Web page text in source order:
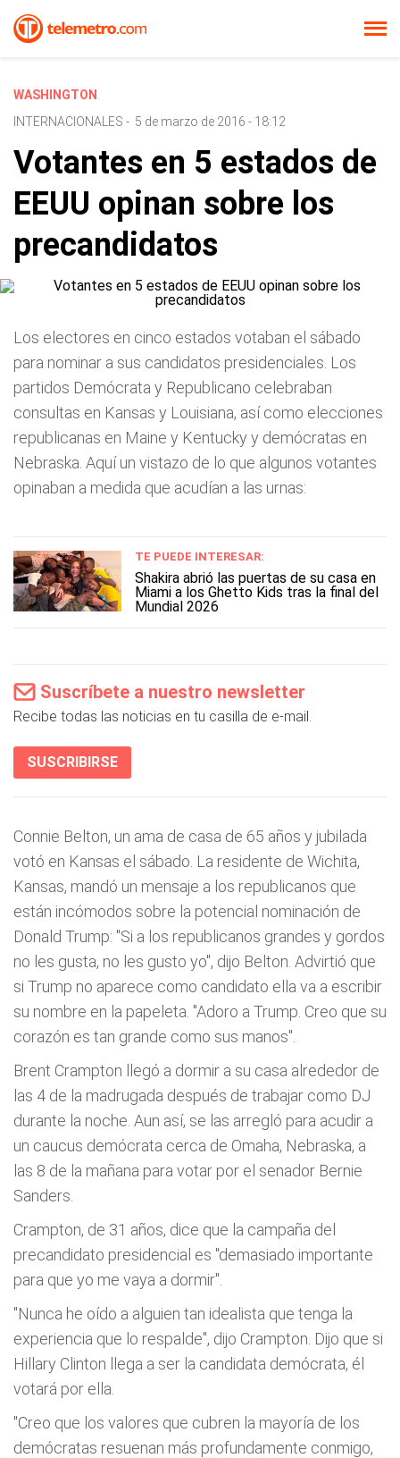
WASHINGTON
INTERNACIONALES - 5 de marzo de 2016 - 18:12
Votantes en 5 estados de
EEUU opinan sobre los
precandidatos
Los electores en cinco estados votaban el sábado
para nominar a sus candidatos presidenciales. Los
partidos Demócrata y Republicano celebraban
consultas en Kansas y Louisiana, así como elecciones
republicanas en Maine y Kentucky y demócratas en
Nebraska. Aquí un vistazo de lo que algunos votantes
opinaban a medida que acudían a las urnas:
TE PUEDE INTERESAR:
Shakira abrió las puertas de su casa en
Miami a los Ghetto Kids tras la final del
Mundial 2026
Suscríbete a nuestro newsletter
Recibe todas las noticias en tu casilla de e-mail.
SUSCRIBIRSE
Connie Belton, un ama de casa de 65 años y jubilada
votó en Kansas el sábado. La residente de Wichita,
Kansas, mandó un mensaje a los republicanos que
están incómodos sobre la potencial nominación de
Donald Trump: "Si a los republicanos grandes y gordos
no les gusta, no les gusto yo", dijo Belton. Advirtió que
si Trump no aparece como candidato ella va a escribir
su nombre en la papeleta. "Adoro a Trump. Creo que su
corazón es tan grande como sus manos".
Brent Crampton llegó a dormir a su casa alrededor de
las 4 de la madrugada después de trabajar como DJ
durante la noche. Aun así, se las arregló para acudir a
un caucus demócrata cerca de Omaha, Nebraska, a
las 8 de la mañana para votar por el senador Bernie
Sanders.
Crampton, de 31 años, dice que la campaña del
precandidato presidencial es "demasiado importante
para que yo me vaya a dormir".
"Nunca he oído a alguien tan idealista que tenga la
experiencia que lo respalde", dijo Crampton. Dijo que si
Hillary Clinton llega a ser la candidata demócrata, él
votará por ella.
"Creo que los valores que cubren la mayoría de los
demócratas resuenan más profundamente conmigo,